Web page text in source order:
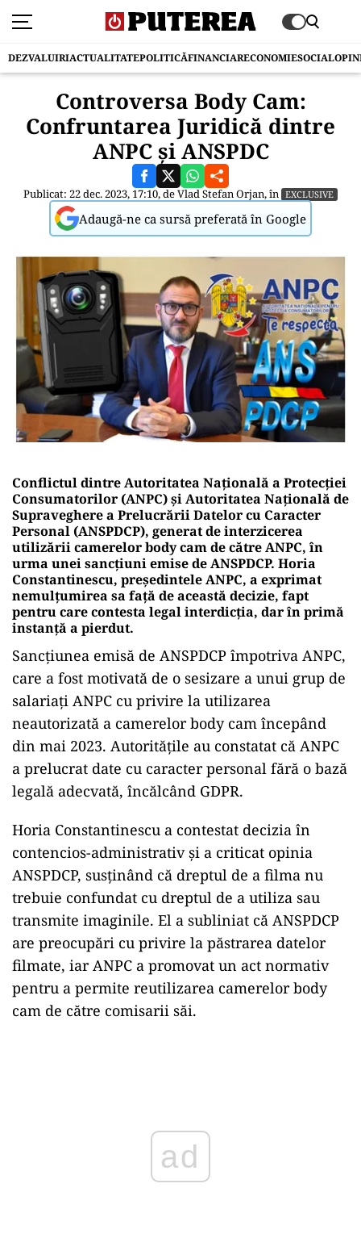
DEZVALUIRIACTUALITATEPOLITICĂFINANCIARECONOMIESOCIAL
Controversa Body Cam:
Confruntarea Juridică dintre
ANPC și ANSPDC
Publicat: 22 dec. 2023, 17:10, deVlad Stefan Orjan, în EXCLUSIVE
Adaugă-ne ca sursă preferată în Google
Conflictul dintre Autoritatea Națională a Protecției
Consumatorilor (ANPC) și Autoritatea Națională de
Supraveghere a Prelucrării Datelor cu Caracter
Personal (ANSPDCP), generat de interzicerea
utilizării camerelor body cam de către ANPC, în
urma unei sancțiuni emise de ANSPDCP. Horia
Constantinescu, președintele ANPC, a exprimat
nemulțumirea sa față de această decizie, fapt
pentru care contesta legal interdicția, dar în primă
instanță a pierdut.
Sancțiunea emisă de ANSPDCP împotriva ANPC,
care a fost motivată de o sesizare a unui grup de
salariați ANPC cu privire la utilizarea
neautorizată a camerelor body cam începând
din mai 2023. Autoritățile au constatat că ANPC
a prelucrat date cu caracter personal fără o bază
legală adecvată, încălcând GDPR.
Horia Constantinescu a contestat decizia în
contencios-administrativ și a criticat opinia
ANSPDCP, susținând că dreptul de a filma nu
trebuie confundat cu dreptul de a utiliza sau
transmite imaginile. El a subliniat că ANSPDCP
are preocupări cu privire la păstrarea datelor
filmate, iar ANPC a promovat un act normativ
pentru a permite reutilizarea camerelor body
cam de către comisarii săi.